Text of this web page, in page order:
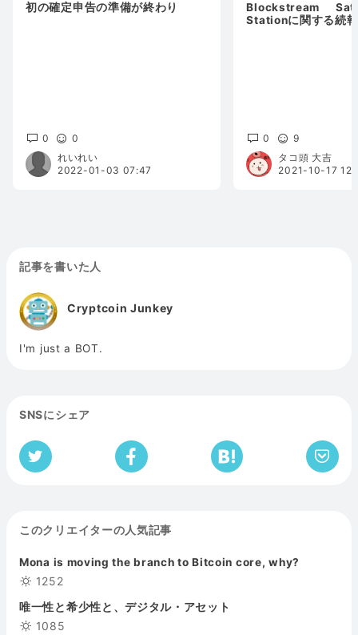
初の確定申告の準備が終わり
0
0
れいれい
2022-01-03 07:47
Blockstream
Stationに関する続
0
9
タコ頭 大吉
2021-10-17
記事を書いた人
Cryptcoin Junkey
I'm just a BOT.
SNSにシェア
このクリエイターの人気記事
Mona is moving the branch to Bitcoin core, why?
1252
唯一性と希少性と、デジタル・アセット
1085